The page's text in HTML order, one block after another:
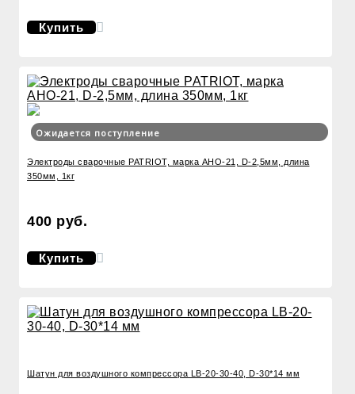
Купить
Ожидается поступление
Электроды сварочные PATRIOT, марка АНО-21, D-2,5мм, длина
350мм, 1кг
400 руб.
Купить
Шатун для воздушного компрессора LB-20-30-40, D-30*14 мм